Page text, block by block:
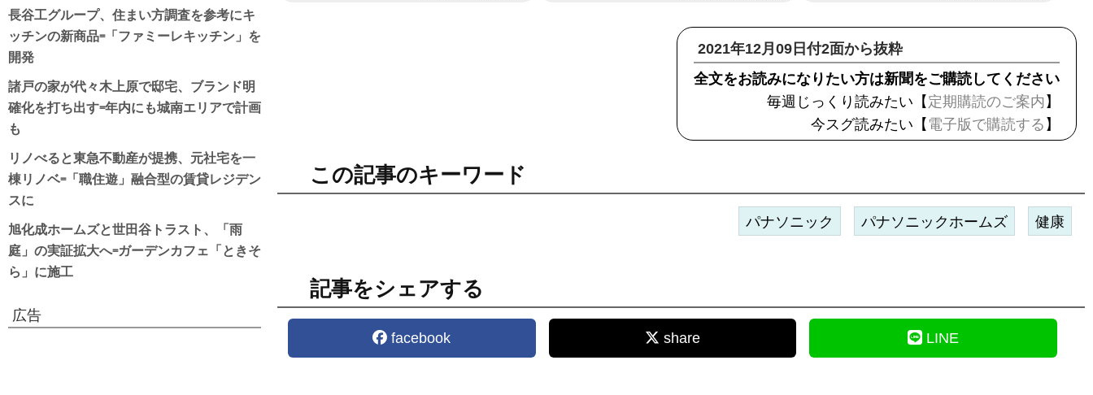
2021年12月09日付2面から抜粋
全文をお読みになりたい方は新聞をご購読してください
毎週じっくり読みたい【 定期購読のご案内 】
今スグ読みたい【 電子版で購読する 】
この記事のキーワード
パナソニック パナソニックホームズ 健康
記事をシェアする
facebook share LINE
長谷工グループ、住まい方調査を参考にキ
ッチンの新商品=「ファミーレキッチン」を
開発
諸戸の家が代々木上原で邸宅、ブランド明
確化を打ち出す=年内にも城南エリアで計画
も
リノべると東急不動産が提携、元社宅を一
棟リノベ=「職住遊」融合型の賃貸レジデン
スに
旭化成ホームズと世田谷トラスト、「雨
庭」の実証拡大へ=ガーデンカフェ「ときそ
ら」に施工
広告